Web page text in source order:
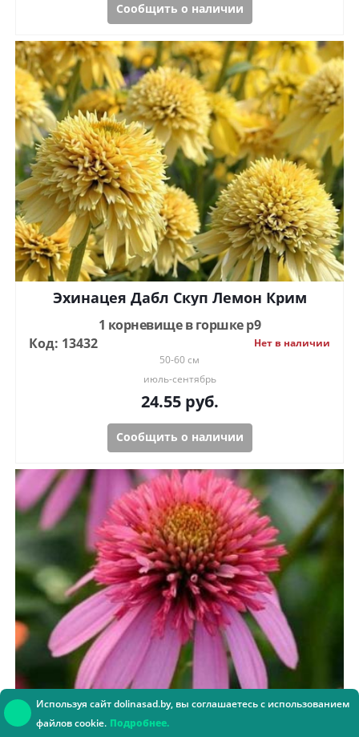
Сообщить о наличии
Эхинацея Дабл Скуп Лемон Крим
1 корневище в горшке р9
Код: 13432
Нет в наличии
50-60 см
июль-сентябрь
24.55руб.
Сообщить о наличии
Эхинацея Бабл Гам
Используя сайт dolinasad.by, вы соглашаетесь с использованием
файлов cookie. Подробнее.